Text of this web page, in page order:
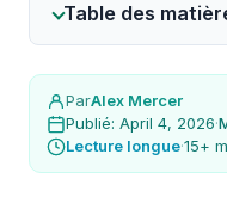
Table des
ParAlex Mercer
Publié: April 4, 2026·
Lecture longue·15+